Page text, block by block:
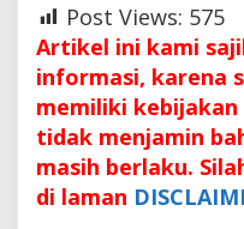
Post Views: 575
Artikel ini kami
informasi, karena
memiliki
tidak menjamin
masih berlaku.
di laman